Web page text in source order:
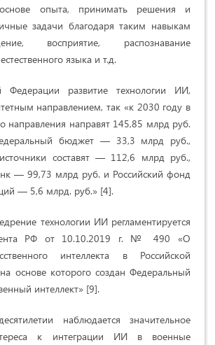
опыта, принимать решения и
задачи благодаря таким навыкам
восприятие, распознавание
языка и т.д.
Федерации развитие технологии ИИ,
направлением, так «к 2030 году в
направления направят 145,85 млрд руб.
бюджет — 33,3 млрд руб.,
составят — 112,6 млрд руб.,
— 99,73 млрд руб. и Российский фонд
— 5,6 млрд. руб.» [4].
технологии ИИ регламентируется
РФ от 10.10.2019 г. № 490 «О
интеллекта в Российской
основе которого создан Федеральный
интеллект» [9].
наблюдается значительное
к интеграции ИИ в военные